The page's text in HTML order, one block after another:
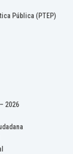
Pública (PTEP)
2026